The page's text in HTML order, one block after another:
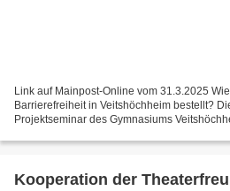
Link auf Mainpost-Online vom 31.3.2025
Barrierefreiheit in Veitshöchheim bestellt?
Projektseminar des Gymnasiums
Kooperation der